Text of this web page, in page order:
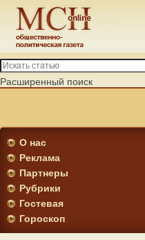
Расширенный поиск
О нас
Реклама
Партнеры
Рубрики
Гостевая
Гороскоп